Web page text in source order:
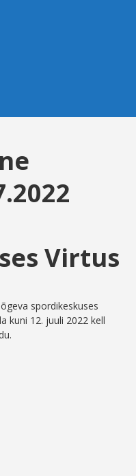
Virtus
spordikeskuses
kuni 12. juuli 2022 kell